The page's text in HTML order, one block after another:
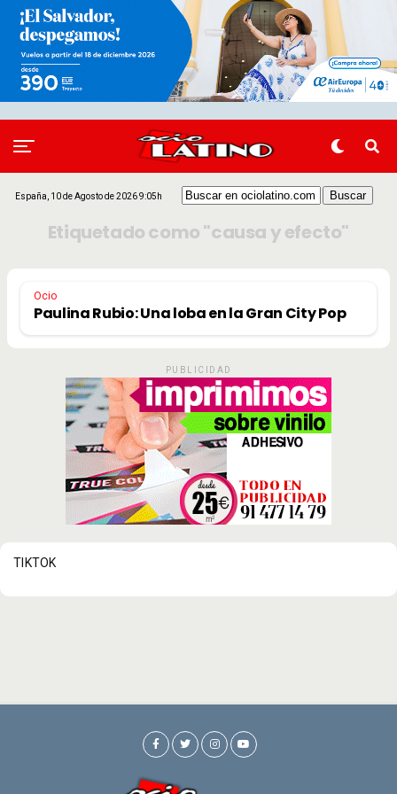
España, 10 de Agosto de 2026 9:05h
Etiquetado como "causa y efecto"
Ocio
Paulina Rubio: Una loba en la Gran City Pop
PUBLICIDAD
TIKTOK